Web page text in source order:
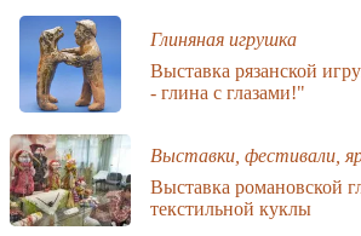
Глиняная игрушка
Выставка рязанской
- глина с глазами!"
Выставки, фестивали,
Выставка романовской
текстильной куклы